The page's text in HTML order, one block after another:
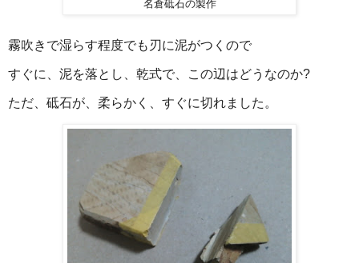
名倉砥石の製作
霧吹きで湿らす程度でも刃に泥がつくので
すぐに、泥を落とし、乾式で、この辺はどうなのか?
ただ、砥石が、柔らかく、すぐに切れました。